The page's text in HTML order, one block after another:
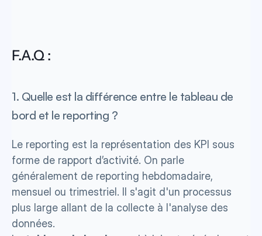
F.A.Q :
1. Quelle est la différence entre le tableau de
bord et le reporting ?
Le reporting est la représentation des KPI sous
forme de rapport d’activité. On parle
généralement de reporting hebdomadaire,
mensuel ou trimestriel. Il s'agit d'un processus
plus large allant de la collecte à l'analyse des
données.